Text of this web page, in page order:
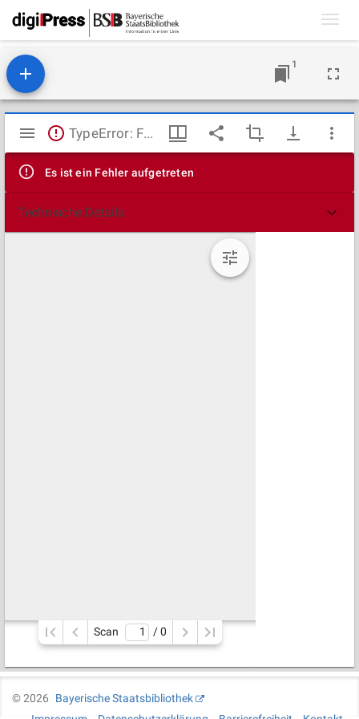
1
Mirador
Viewer
TypeError: Failed to fetch
Es ist ein Fehler aufgetreten
Technische Details
Scan / 0
©2026
Bayerische Staatsbibliothek